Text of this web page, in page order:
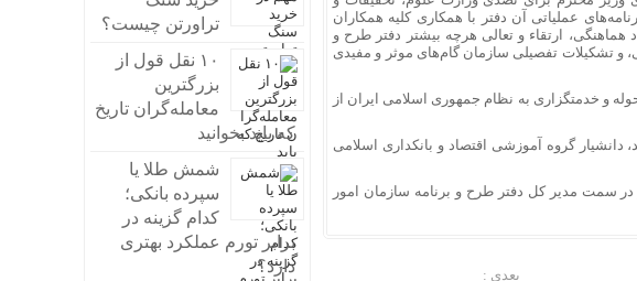
عملیاتی آن دفتر با همکاری کلیه همکاران
هماهنگی، ارتقاء و تعالی هرچه بیشتر دفتر طرح و
و تشکیلات تفصیلی سازمان گام‌های موثر و مفیدی
و خدمتگزاری به نظام جمهوری اسلامی ایران از
گروه آموزشی اقتصاد و بانکداری اسلامی
در سمت مدیر کل دفتر طرح و برنامه سازمان امور
بعدی :
تراورتن چیست؟
۱۰ نقل قول از
بزرگترین
معامله‌گران تاریخ
که باید بخوانید
شمش طلا یا
سپرده بانکی؛
کدام گزینه در
برابر تورم عملکرد بهتری
دارد؟